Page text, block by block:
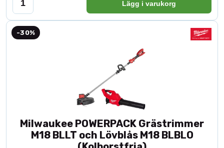
Lägg i varukorg
-30%
Milwaukee POWERPACK Grästrimmer
M18 BLLT och Lövblås M18 BLBLO